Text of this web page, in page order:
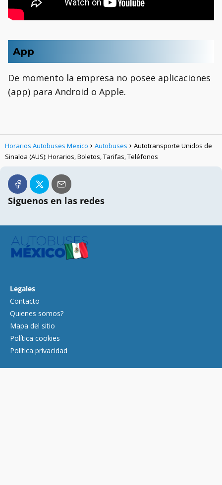
App
De momento la empresa no posee aplicaciones
(app) para Android o Apple.
Horarios Autobuses Mexico Autobuses
Autotransporte Unidos de
Sinaloa (AUS): Horarios, Boletos, Tarifas, Teléfonos
Siguenos en las redes
Legales
Contacto
Quienes somos?
Mapa del sitio
Política cookies
Política privacidad